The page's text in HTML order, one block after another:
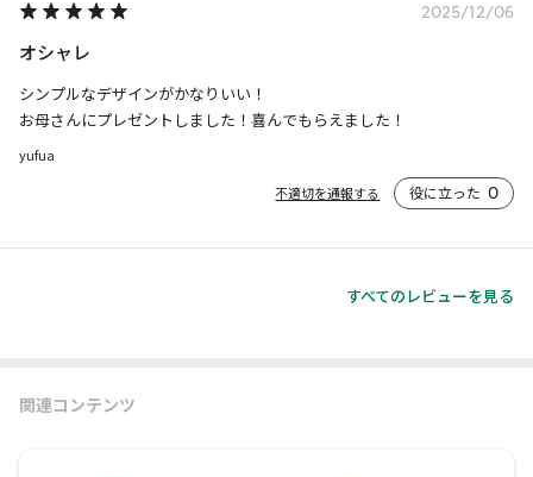
2025/12/06
オシャレ
シンプルなデザインがかなりいい！
お母さんにプレゼントしました！喜んでもらえました！
yufua
不適切を通報する 役に立った 0
すべてのレビューを見る
関連コンテンツ